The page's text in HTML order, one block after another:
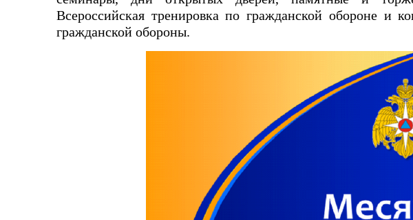
Всероссийская тренировка по гражданской обороне и
гражданской обороны.